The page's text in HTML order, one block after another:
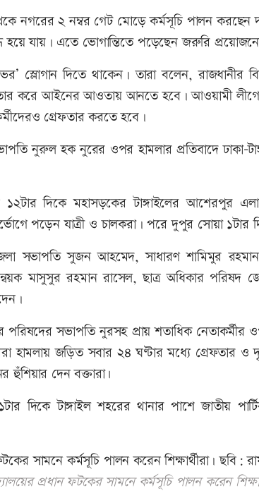
নগরের ২ নম্বর গেট মোড়ে কর্মসূচি পালন করছেন
হয়ে যায়। এতে ভোগান্তিতে পড়েছেন জরুরি
স্লোগান দিতে থাকেন। তারা বলেন,
করে আইনের আওতায় আনতে হবে। আওয়ামী
গ্রেফতার করতে হবে।
নুরুল হক নুরের ওপর হামলার প্রতিবাদে ঢাকা-
দিকে মহাসড়কের টাঙ্গাইলের আশেরপুর
পড়েন যাত্রী ও চালকরা। পরে দুপুর সোয়া
সভাপতি সুজন আহমেদ, সাধারণ শামিমুর
মাসুসুর রহমান রাসেল, ছাত্র অধিকার পরিষদ
পরিষদের সভাপতি নুরসহ প্রায় শতাধিক নেতাকর্মীর
হামলায় জড়িত সবার ২৪ ঘণ্টার মধ্যে গ্রেফতার ও
দেন বক্তারা৷
দিকে টাঙ্গাইল শহরের থানার পাশে জাতীয়
প্রধান ফটকের সামনে কর্মসূচি পালন করেন